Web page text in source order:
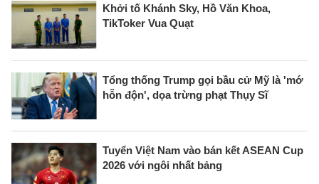
Khởi tố Khánh Sky, Hồ Văn Khoa,
TikToker Vua Quạt
Tổng thống Trump gọi bầu cử Mỹ là 'mớ
hỗn độn', dọa trừng phạt Thụy Sĩ
Tuyển Việt Nam vào bán kết ASEAN Cup
2026 với ngôi nhất bảng